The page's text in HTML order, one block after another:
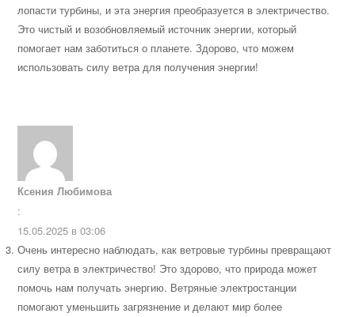
лопасти турбины, и эта энергия преобразуется в электричество.
Это чистый и возобновляемый источник энергии, который
помогает нам заботиться о планете. Здорово, что можем
использовать силу ветра для получения энергии!
Ксения Любимова
:
15.05.2025 в 03:06
Очень интересно наблюдать, как ветровые турбины превращают
силу ветра в электричество! Это здорово, что природа может
помочь нам получать энергию. Ветряные электростанции
помогают уменьшить загрязнение и делают мир более